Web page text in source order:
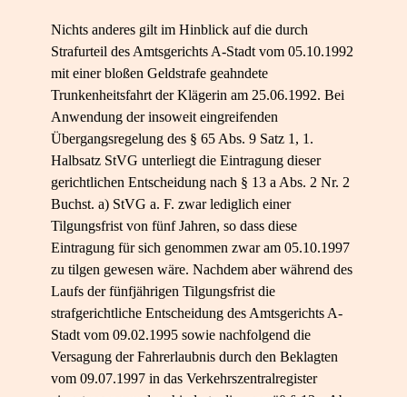
Nichts anderes gilt im Hinblick auf die durch
Strafurteil des Amtsgerichts A-Stadt vom 05.10.1992
mit einer bloßen Geldstrafe geahndete
Trunkenheitsfahrt der Klägerin am 25.06.1992. Bei
Anwendung der insoweit eingreifenden
Übergangsregelung des § 65 Abs. 9 Satz 1, 1.
Halbsatz StVG unterliegt die Eintragung dieser
gerichtlichen Entscheidung nach § 13 a Abs. 2 Nr. 2
Buchst. a) StVG a. F. zwar lediglich einer
Tilgungsfrist von fünf Jahren, so dass diese
Eintragung für sich genommen zwar am 05.10.1997
zu tilgen gewesen wäre. Nachdem aber während des
Laufs der fünfjährigen Tilgungsfrist die
strafgerichtliche Entscheidung des Amtsgerichts A-
Stadt vom 09.02.1995 sowie nachfolgend die
Versagung der Fahrerlaubnis durch den Beklagten
vom 09.07.1997 in das Verkehrszentralregister